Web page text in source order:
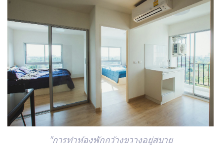
"การทำห้องพักกว้างขวางอยู่สบาย